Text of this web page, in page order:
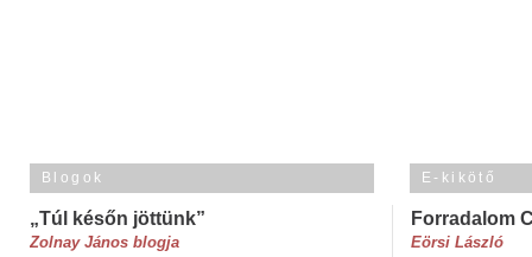
Blogok
„Túl későn jöttünk”
Zolnay János blogja
E-kikötő
Forradalom
Eörsi László